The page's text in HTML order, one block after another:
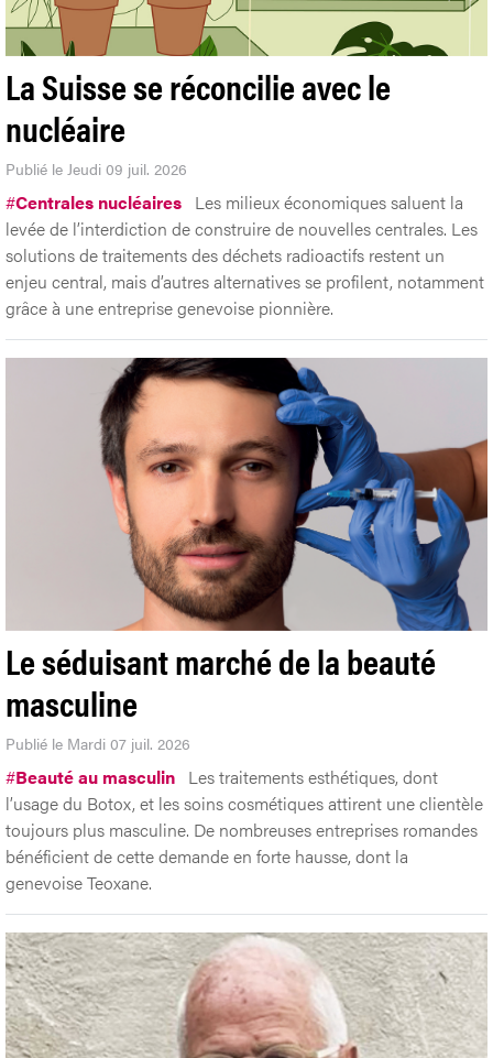
La Suisse se réconcilie avec le
nucléaire
Publié le Jeudi 09 juil. 2026
#Centrales nucléaires Les milieux économiques saluent la
levée de l’interdiction de construire de nouvelles centrales. Les
solutions de traitements des déchets radioactifs restent un
enjeu central, mais d’autres alternatives se profilent, notamment
grâce à une entreprise genevoise pionnière.
Le séduisant marché de la beauté
masculine
Publié le Mardi 07 juil. 2026
#Beauté au masculin Les traitements esthétiques, dont
l’usage du Botox, et les soins cosmétiques attirent une clientèle
toujours plus masculine. De nombreuses entreprises romandes
bénéficient de cette demande en forte hausse, dont la
genevoise Teoxane.